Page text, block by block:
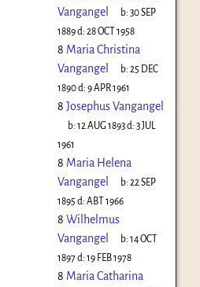
Vangangel
b:30 SEP
1889d: 28 OCT 1958
8 Maria Christina
Vangangel
b:25 DEC
1890d: 9 APR 1961
8 Josephus Vangangel
b:12 AUG 1893d:3 JUL
1961
8 Maria Helena
Vangangel
b:22 SEP
1895 d: ABT 1966
8 Wilhelmus
Vangangel
b:14 OCT
1897d: 19 FEB 1978
8 Maria Catharina